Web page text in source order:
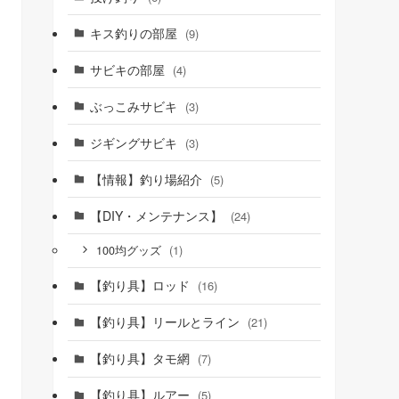
キス釣りの部屋 (9)
サビキの部屋 (4)
ぶっこみサビキ (3)
ジギングサビキ (3)
【情報】釣り場紹介 (5)
【DIY・メンテナンス】 (24)
100均グッズ (1)
【釣り具】ロッド (16)
【釣り具】リールとライン (21)
【釣り具】タモ網 (7)
【釣り具】ルアー (5)